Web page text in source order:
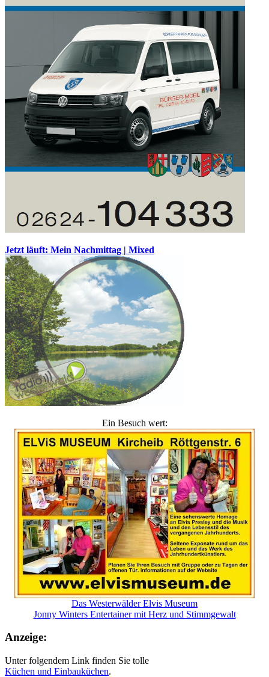
Jetzt läuft: Mein Nachmittag | Mixed
Ein Besuch wert:
Das Westerwälder Elvis Museum
Jonny Winters Entertainer mit Herz und Stimmgewalt
Anzeige:
Unter folgendem Link finden Sie tolle
Küchen und Einbauküchen.